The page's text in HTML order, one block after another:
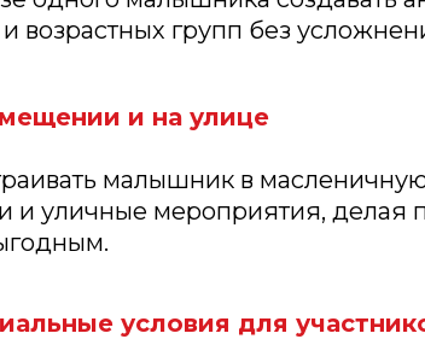
возрастных групп без
и на улице
малышник в
и уличные мероприятия, делая
условия для